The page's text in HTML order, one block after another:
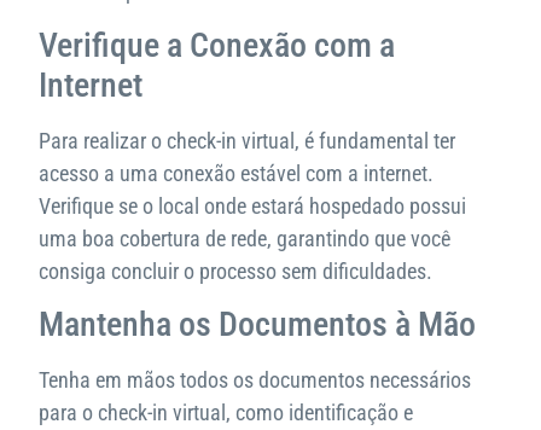
Verifique a Conexão com a
Internet
Para realizar o check-in virtual, é fundamental ter
acesso a uma conexão estável com a internet.
Verifique se o local onde estará hospedado possui
uma boa cobertura de rede, garantindo que você
consiga concluir o processo sem dificuldades.
Mantenha os Documentos à Mão
Tenha em mãos todos os documentos necessários
para o check-in virtual, como identificação e